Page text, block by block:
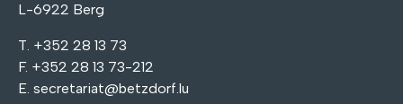
L-6922 Berg
T. +352 28 13 73
F. +352 28 13 73-212
E. secretariat@betzdorf.lu